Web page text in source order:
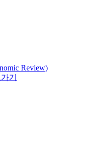
Review)
기